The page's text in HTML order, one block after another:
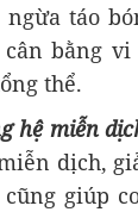
ngừa táo
bằng
thể.
hệ miễn
dịch,
giúp